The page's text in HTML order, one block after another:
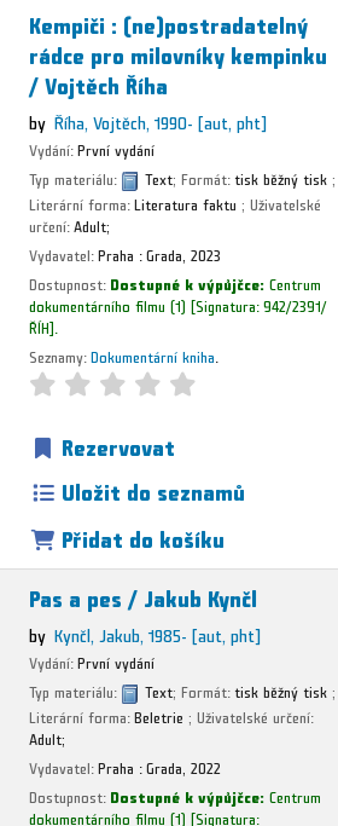
Kempiči : (ne)postradatelný
rádce pro milovníky kempinku
/Vojtěch Říha
by Říha, Vojtěch, 1990-[aut, pht]
Vydání:První vydání
Typ materiálu:
Text; Formát:tisk běžný tisk;
Literární forma:Literatura faktu ; Uživatelské
určení:Adult;
Vydavatel:Praha :Grada, 2023
Dostupnost:Dostupné k výpůjčce:Centrum
dokumentárního filmu (1) Signatura:942/2391/
ŘÍH
Seznamy:Dokumentární kniha
Rezervovat
Uložit do seznamů
Přidat do košíku
Pas a pes /Jakub Kynčl
by Kynčl, Jakub, 1985-[aut, pht]
Vydání:První vydání
Typ materiálu:
Text; Formát:tisk běžný tisk ;
Literární forma:Beletrie ; Uživatelské určení:
Adult;
Vydavatel:Praha :Grada, 2022
Dostupnost:Dostupné k výpůjčce:Centrum
dokumentárního filmu (1) Signatura: